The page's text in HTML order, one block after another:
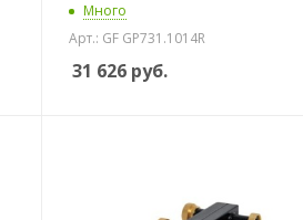
Много
Арт.: GF GP731.1014R
31 626 руб.